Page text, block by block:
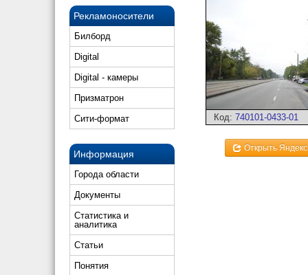
Рекламоносители
Билборд
Digital
Digital - камеры
Призматрон
Сити-формат
Информация
Города области
Документы
Статистика и
аналитика
Статьи
Понятия
Код: 740101-0433-01
Открыть